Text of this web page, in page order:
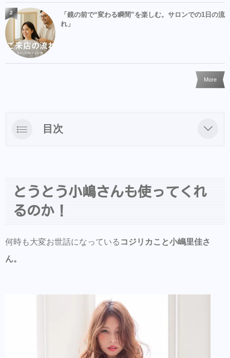
「鏡の前で“変わる瞬間”を楽しむ。サロンでの1日の流
れ」
2
More
目次
とうとう小嶋さんも使ってくれ
るのか！
何時も大変お世話になっている コジリカこと小嶋里佳さ
ん。